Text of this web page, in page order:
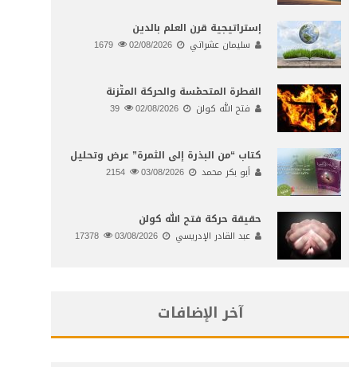
إستراتيجية قرن العلم بالدين
سليمان عشراتي 02/08/2026
الفطرة المتحمّسة والحركة المتّزنة
فتح الله كولن 02/08/2026
كتاب “من البذرة إلى الثمرة” عرض وتحليل
أبو بكر محمد 03/08/2026
حقيقة حركة فتح الله كولن
عبد القادر الإدريسي 03/08/2026
آخر الإضافات